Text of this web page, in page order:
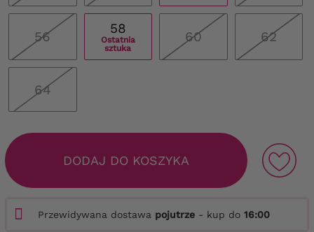
56
58
Ostatnia
sztuka
60 62
64
DODAJ DO KOSZYKA
Przewidywana dostawa pojutrze - kup do 16:00